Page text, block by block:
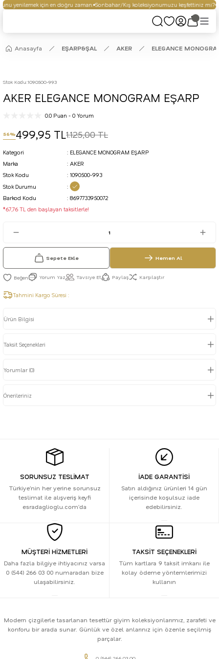
yenilemek için en doğru zaman. Sonbahar/Kış koleksiyonumuzu keşfettiniz mi?
Anasayfa EŞARP&ŞAL AKER ELEGANCE
Stok Kodu:1090500-993
AKER ELEGANCE MONOGRAM EŞARP
0.0 Puan - 0 Yorum
56%499,95 TL1.125,00 TL
Kategori
ELEGANCE MONOGRAM EŞARP
Marka
AKER
Stok Kodu
1090500-993
Stok Durumu
Barkod Kodu
8697733950072
*67,76 TL den başlayan taksitlerle!
Sepete Ekle Hemen Al
Yorum Yaz Tavsiye Et Paylaş Karşılaştır
Tahmini Kargo Süresi :
Ürün Bilgisi
Taksit Seçenekleri
Yorumlar (0)
Önerileriniz
SORUNSUZ TESLİMAT
Türkiye’nin her yerine sorunsuz
teslimat ile alışveriş keyfi
esradaglioglu.com’da
İADE GARANTİSİ
Satın aldığınız ürünleri 14 gün
içerisinde koşulsuz iade
edebilirsiniz.
MÜŞTERİ HİZMETLERİ
Daha fazla bilgiye ihtiyacınız varsa
0 (544) 266 03 00 numaradan bize
ulaşabilirsiniz.
TAKSİT SEÇENEKLERİ
Tüm kartlara 9 taksit imkanı ile
kolay ödeme yöntemlerimizi
kullanın
Modern çizgilerle tasarlanan tesettür giyim koleksiyonlarımız, zarafeti ve
konforu bir arada sunar. Günlük ve özel anlarınız için özenle seçilmiş
parçalar.